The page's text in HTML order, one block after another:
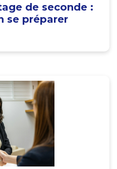
de seconde :
se préparer